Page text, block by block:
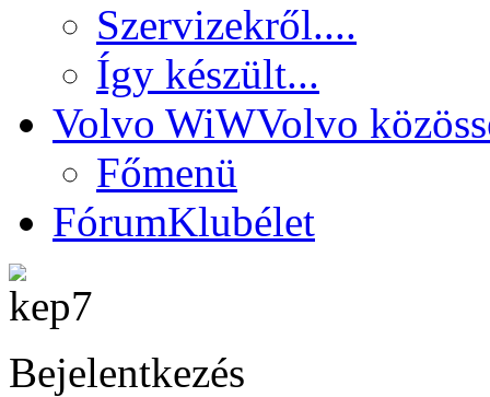
Szervizekről....
Így készült...
Volvo WiWVolvo
Főmenü
FórumKlubélet
Bejelentkezés